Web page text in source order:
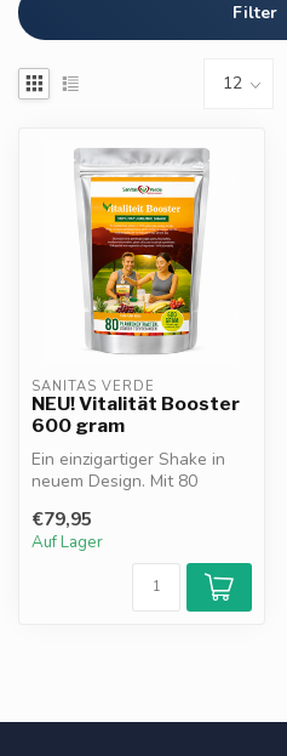
Filter
SANITAS VERDE
NEU! Vitalität Booster
600 gram
Ein einzigartiger Shake in
neuem Design. Mit 80
Inhaltss...
€79,95
Auf Lager